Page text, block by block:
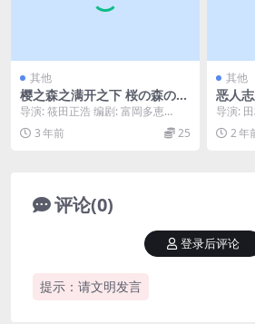
其他
樱之森之满开之下 桜の森の満
開の下 (1975)
导演: 筱田正浩 编剧: 富岡多恵
子 / 筱田正浩 主演: 岩下志麻 / 若山
富...3 年前 25
其他
恶人
导演:
雄 主
2 年
评论(0)
提示：请文明发言
登录后评论